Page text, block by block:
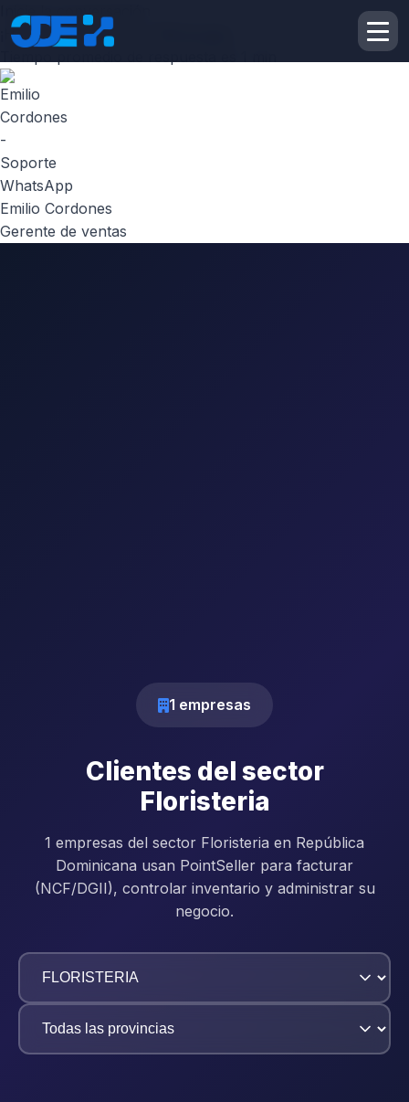
Inicie la conversación
¡Hola! Escribenos por
Emilio Cordones
Gerente de ventas
1 empresas
Clientes del sector
Floristeria
1 empresas del sector Floristeria en República
Dominicana usan PointSeller para facturar
(NCF/DGII), controlar inventario y administrar su
negocio.